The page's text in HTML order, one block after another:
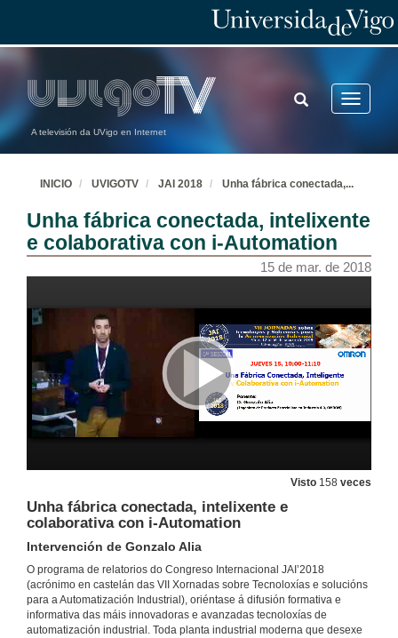
A televisión da UVigo en Internet
Toggle
TOGGLE
SEARCH
INICIO UVIGOTV JAI 2018 Unha fábrica conectada,...
Unha fábrica conectada, intelixente
e colaborativa con i-Automation
15 de mar. de 2018
Visto 158 veces
Unha fábrica conectada, intelixente e
colaborativa con i-Automation
Intervención de Gonzalo Alia
O programa de relatorios do Congreso Internacional JAI’2018
(acrónimo en castelán das VII Xornadas sobre Tecnoloxías e solucións
para a Automatización Industrial), oriéntase á difusión formativa e
informativa das máis innovadoras e avanzadas tecnoloxías de
automatización industrial. Toda planta industrial moderna que desexe